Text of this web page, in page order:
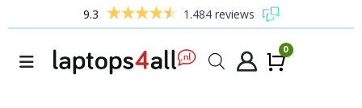
9.3 1.484 reviews
0